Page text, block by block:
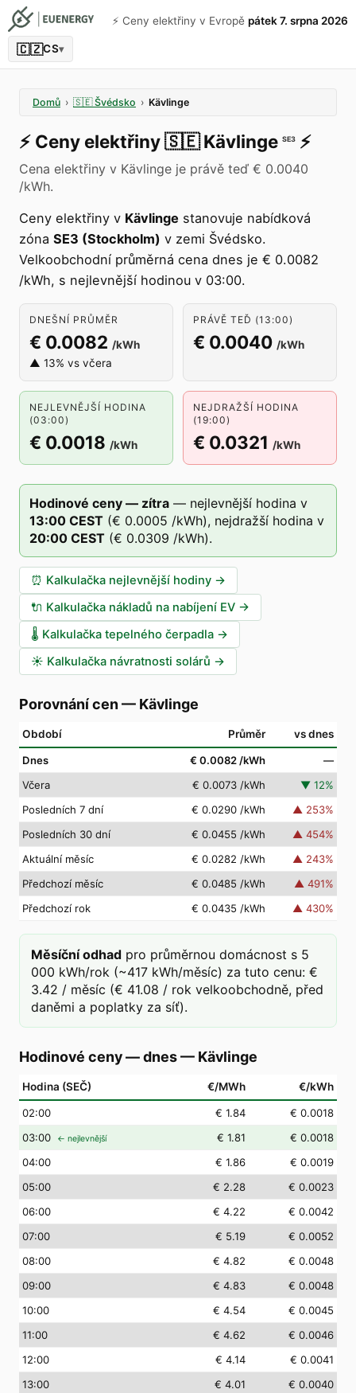
⚡️ Ceny elektřiny v Evropě pátek 7. srpna 2026
🇨🇿CS▾
Domů › 🇸🇪 Švédsko › Kävlinge
⚡️ Ceny elektřiny🇸🇪 Kävlinge SE3 ⚡️
Cena elektřiny v Kävlinge je právě teď € 0.0040
/kWh.
Ceny elektřiny v Kävlinge stanovuje nabídková
zóna SE3 (Stockholm) v zemi Švédsko.
Velkoobchodní průměrná cena dnes je € 0.0082
/kWh, s nejlevnější hodinou v 03:00.
DNEŠNÍ PRŮMĚR
€ 0.0082 /kWh
▲ 13% vs včera
PRÁVĚ TEĎ (13:00)
€ 0.0040 /kWh
NEJLEVNĚJŠÍ HODINA
(03:00)
€ 0.0018 /kWh
NEJDRAŽŠÍ HODINA
(19:00)
€ 0.0321 /kWh
Hodinové ceny — zítra — nejlevnější hodina v
13:00 CEST (€ 0.0005 /kWh), nejdražší hodina v
20:00 CEST (€ 0.0309 /kWh).
⏰ Kalkulačka nejlevnější hodiny →
🔌 Kalkulačka nákladů na nabíjení EV →
🌡️ Kalkulačka tepelného čerpadla →
☀️ Kalkulačka návratnosti solárů →
Porovnání cen — Kävlinge
Období Průměr vs dnes
Dnes € 0.0082 /kWh
—
Včera
€ 0.0073 /kWh ▼ 12%
Posledních 7 dní
€ 0.0290 /kWh ▲ 253%
Posledních 30 dní
€ 0.0455 /kWh ▲ 454%
Aktuální měsíc
€ 0.0282 /kWh ▲ 243%
Předchozí měsíc
€ 0.0485 /kWh ▲ 491%
Předchozí rok
€ 0.0435 /kWh ▲ 430%
Měsíční odhad pro průměrnou domácnost s 5
000 kWh/rok (~417 kWh/měsíc) za tuto cenu: €
3.42 / měsíc (€ 41.08 / rok velkoobchodně, před
daněmi a poplatky za síť).
Hodinové ceny — dnes— Kävlinge
Hodina (SEČ) €/MWh €/kWh
02:00 € 1.84
€ 0.0018
03:00 ← nejlevnější € 1.81
€ 0.0018
04:00 € 1.86
€ 0.0019
05:00 € 2.28
€ 0.0023
06:00 € 4.22
€ 0.0042
07:00 € 5.19
€ 0.0052
08:00 € 4.82
€ 0.0048
09:00 € 4.83
€ 0.0048
10:00 € 4.54
€ 0.0045
11:00 € 4.62
€ 0.0046
12:00 € 4.14
€ 0.0041
13:00 € 4.01
€ 0.0040